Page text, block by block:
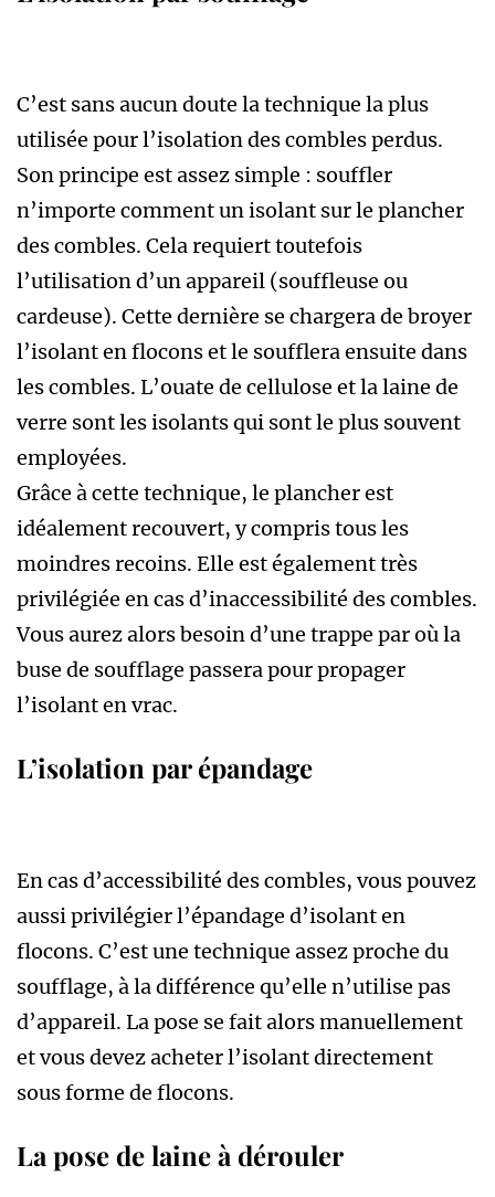
C’est sans aucun doute la technique la plus
utilisée pour l’isolation des combles perdus.
Son principe est assez simple : souffler
n’importe comment un isolant sur le plancher
des combles. Cela requiert toutefois
l’utilisation d’un appareil (souffleuse ou
cardeuse). Cette dernière se chargera de broyer
l’isolant en flocons et le soufflera ensuite dans
les combles. L’ouate de cellulose et la laine de
verre sont les isolants qui sont le plus souvent
employées.
Grâce à cette technique, le plancher est
idéalement recouvert, y compris tous les
moindres recoins. Elle est également très
privilégiée en cas d’inaccessibilité des combles.
Vous aurez alors besoin d’une trappe par où la
buse de soufflage passera pour propager
l’isolant en vrac.
L’isolation par épandage
En cas d’accessibilité des combles, vous pouvez
aussi privilégier l’épandage d’isolant en
flocons. C’est une technique assez proche du
soufflage, à la différence qu’elle n’utilise pas
d’appareil. La pose se fait alors manuellement
et vous devez acheter l’isolant directement
sous forme de flocons.
La pose de laine à dérouler